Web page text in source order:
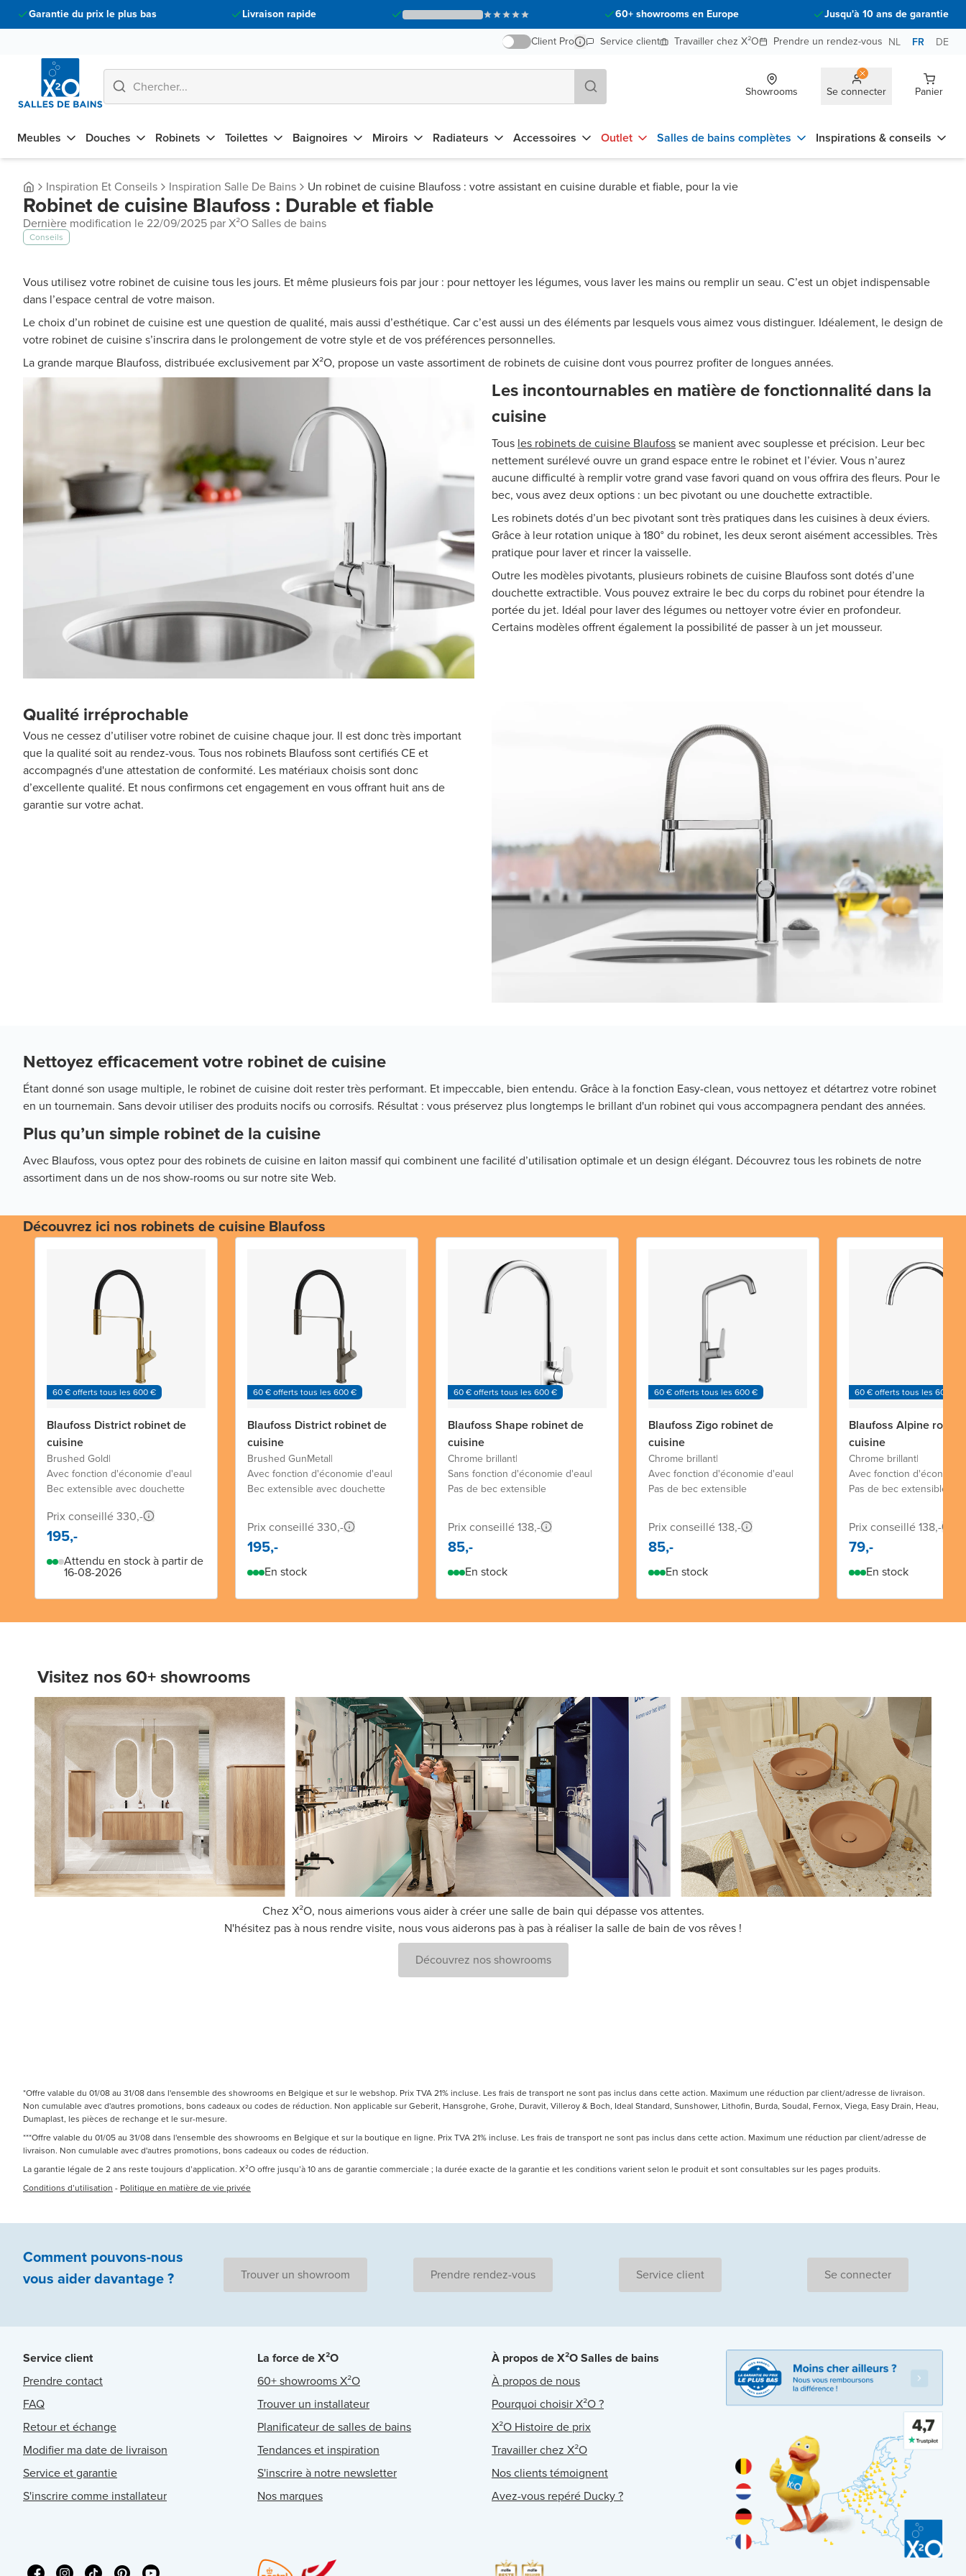
Garantie du prix le plus bas Livraison rapide 60+ showrooms en Europe
Jusqu'à 10 ans de garantie
Client Pro
Service client Travailler chez X²O Prendre un rendez-vous NL FR DE
Showrooms Se connecter Panier
Meubles Douches Robinets Toilettes Baignoires Miroirs Radiateurs Accessoires Outlet Salles de bains complètes Inspirations & conseils
Inspiration Et Conseils Inspiration Salle De Bains Un robinet de cuisine Blaufoss : votre assistant en cuisine durable et fiable, pour la vie
Robinet de cuisine Blaufoss : Durable et fiable
Dernière modification le 22/09/2025 par X²O Salles de bains
Conseils
Vous utilisez votre robinet de cuisine tous les jours. Et même plusieurs fois par jour : pour nettoyer les légumes, vous laver les mains ou remplir un seau. C’est un objet indispensable
dans l’espace central de votre maison.
Le choix d’un robinet de cuisine est une question de qualité, mais aussi d’esthétique. Car c’est aussi un des éléments par lesquels vous aimez vous distinguer. Idéalement, le design de
votre robinet de cuisine s’inscrira dans le prolongement de votre style et de vos préférences personnelles.
La grande marque Blaufoss, distribuée exclusivement par X²O, propose un vaste assortiment de robinets de cuisine dont vous pourrez profiter de longues années.
Les incontournables en matière de fonctionnalité dans la
cuisine
Tous les robinets de cuisine Blaufossse manient avec souplesse et précision. Leur bec
nettement surélevé ouvre un grand espace entre le robinet et l’évier. Vous n’aurez
aucune difficulté à remplir votre grand vase favori quand on vous offrira des fleurs. Pour le
bec, vous avez deux options : un bec pivotant ou une douchette extractible.
Les robinets dotés d’un bec pivotant sont très pratiques dans les cuisines à deux éviers.
Grâce à leur rotation unique à 180° du robinet, les deux seront aisément accessibles. Très
pratique pour laver et rincer la vaisselle.
Outre les modèles pivotants, plusieurs robinets de cuisine Blaufoss sont dotés d’une
douchette extractible. Vous pouvez extraire le bec du corps du robinet pour étendre la
portée du jet. Idéal pour laver des légumes ou nettoyer votre évier en profondeur.
Certains modèles offrent également la possibilité de passer à un jet mousseur.
Qualité irréprochable
Vous ne cessez d’utiliser votre robinet de cuisine chaque jour. Il est donc très important
que la qualité soit au rendez-vous. Tous nos robinets Blaufoss sont certifiés CE et
accompagnés d'une attestation de conformité. Les matériaux choisis sont donc
d’excellente qualité. Et nous confirmons cet engagement en vous offrant huit ans de
garantie sur votre achat.
Nettoyez efficacement votre robinet de cuisine
Étant donné son usage multiple, le robinet de cuisine doit rester très performant. Et impeccable, bien entendu. Grâce à la fonction Easy-clean, vous nettoyez et détartrez votre robinet
en un tournemain. Sans devoir utiliser des produits nocifs ou corrosifs. Résultat : vous préservez plus longtemps le brillant d'un robinet qui vous accompagnera pendant des années.
Plus qu’un simple robinet de la cuisine
Avec Blaufoss, vous optez pour des robinets de cuisine en laiton massif qui combinent une facilité d’utilisation optimale et un design élégant. Découvrez tous les robinets de notre
assortiment dans un de nos show-rooms ou sur notre site Web.
Découvrez ici nos robinets de cuisine Blaufoss
60 € offerts tous les 600 €
Blaufoss District robinet de
cuisine
Brushed Gold|
Avec fonction d'économie d'eau|
Bec extensible avec douchette
Prix conseillé 330,-
195,-
Attendu en stock à partir de
16-08-2026
60 € offerts tous les 600 €
Blaufoss District robinet de
cuisine
Brushed GunMetal|
Avec fonction d'économie d'eau|
Bec extensible avec douchette
Prix conseillé 330,-
195,-
En stock
60 € offerts tous les 600 €
Blaufoss Shape robinet de
cuisine
Chrome brillant|
Sans fonction d'économie d'eau|
Pas de bec extensible
Prix conseillé 138,-
85,-
En stock
60 € offerts tous les 600 €
Blaufoss Zigo robinet de
cuisine
Chrome brillant|
Avec fonction d'économie d'eau|
Pas de bec extensible
Prix conseillé 138,-
85,-
En stock
60 € offerts tous les 600 €
Blaufoss Alpine
cuisine
Chrome brillant|
Avec fonction
Pas de bec extensible
Prix conseillé 138,-
79,-
En stock
Visitez nos 60+ showrooms
Chez X²O, nous aimerions vous aider à créer une salle de bain qui dépasse vos attentes.
N'hésitez pas à nous rendre visite, nous vous aiderons pas à pas à réaliser la salle de bain de vos rêves !
Découvrez nos showrooms
*Offre valable du 01/08 au 31/08 dans l'ensemble des showrooms en Belgique et sur le webshop. Prix TVA 21% incluse. Les frais de transport ne sont pas inclus dans cette action. Maximum une réduction par client/adresse de livraison.
Non cumulable avec d'autres promotions, bons cadeaux ou codes de réduction. Non applicable sur Geberit, Hansgrohe, Grohe, Duravit, Villeroy & Boch, Ideal Standard, Sunshower, Lithofin, Burda, Soudal, Fernox, Viega, Easy Drain, Heau,
Dumaplast, les pièces de rechange et le sur-mesure.
***Offre valable du 01/05 au 31/08 dans l'ensemble des showrooms en Belgique et sur la boutique en ligne. Prix TVA 21% incluse. Les frais de transport ne sont pas inclus dans cette action. Maximum une réduction par client/adresse de
livraison. Non cumulable avec d'autres promotions, bons cadeaux ou codes de réduction.
La garantie légale de 2 ans reste toujours d’application. X²O offre jusqu’à 10 ans de garantie commerciale ; la durée exacte de la garantie et les conditions varient selon le produit et sont consultables sur les pages produits.
Conditions d’utilisation - Politique en matière de vie privée
Comment pouvons-nous
vous aiderdavantage ? Trouver un showroom Prendre rendez-vous Service client Se connecter
Service client
Prendre contact
FAQ
Retour et échange
Modifier ma date de livraison
Service et garantie
S'inscrire comme installateur
La force de X²O
60+ showrooms X²O
Trouver un installateur
Planificateur de salles de bains
Tendances et inspiration
S'inscrire à notre newsletter
Nos marques
À propos de X²O Salles de bains
À propos de nous
Pourquoi choisir X²O ?
X²O Histoire de prix
Travailler chez X²O
Nos clients témoignent
Avez-vous repéré Ducky ?